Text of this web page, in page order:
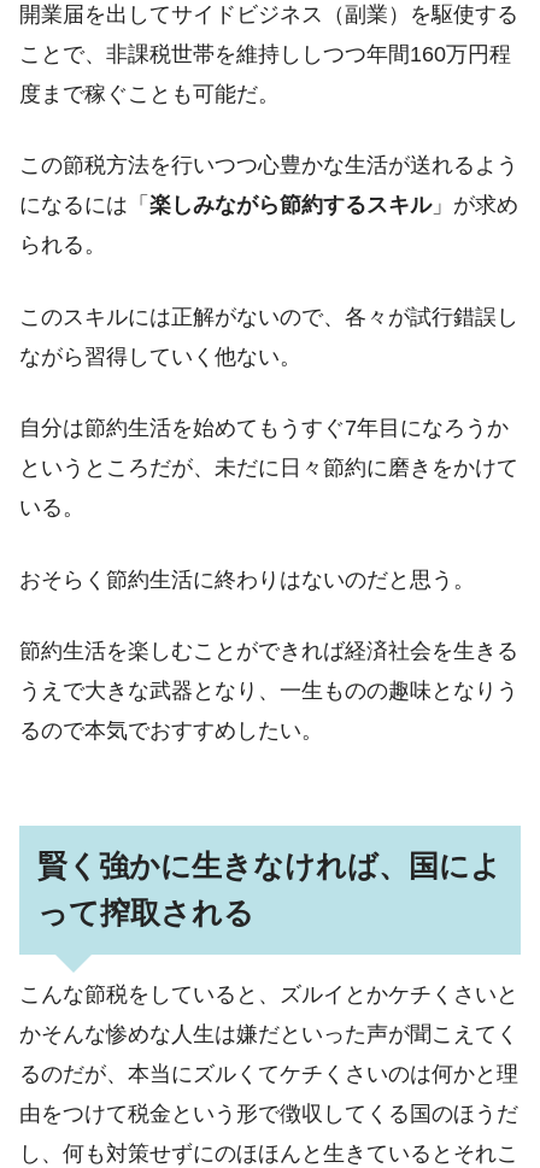
開業届を出してサイドビジネス（副業）を駆使する
ことで、非課税世帯を維持ししつつ年間160万円程
度まで稼ぐことも可能だ。
この節税方法を行いつつ心豊かな生活が送れるよう
になるには「 楽しみながら節約するスキル」が求め
られる。
このスキルには正解がないので、各々が試行錯誤し
ながら習得していく他ない。
自分は節約生活を始めてもうすぐ7年目になろうか
というところだが、未だに日々節約に磨きをかけて
いる。
おそらく節約生活に終わりはないのだと思う。
節約生活を楽しむことができれば経済社会を生きる
うえで大きな武器となり、一生ものの趣味となりう
るので本気でおすすめしたい。
賢く強かに生きなければ、国によ
って搾取される
こんな節税をしていると、ズルイとかケチくさいと
かそんな惨めな人生は嫌だといった声が聞こえてく
るのだが、本当にズルくてケチくさいのは何かと理
由をつけて税金という形で徴収してくる国のほうだ
し、何も対策せずにのほほんと生きているとそれこ